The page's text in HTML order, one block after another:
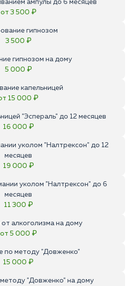
ампулы до 6 месяцев
от 3 500 ₽
гипнозом
3 500 ₽
гипнозом на дому
5 000 ₽
капельницей
15 000 ₽
"Эспераль" до 12 месяцев
16 000 ₽
уколом "Налтрексон" до 12
месяцев
19 000 ₽
уколом "Налтрексон" до 6
месяцев
11 300 ₽
алкоголизма на дому
от 5 000 ₽
по методу "Довженко"
15 000 ₽
"Довженко" на дому